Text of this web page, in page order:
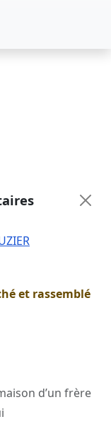
et rassemblé
d’un frère